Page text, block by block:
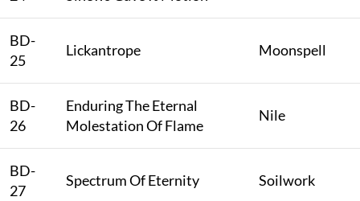
BD-
25
Lickantrope Moonspell
BD-
26
Enduring The Eternal
Molestation Of Flame
Nile
BD-
27
Spectrum Of Eternity Soilwork